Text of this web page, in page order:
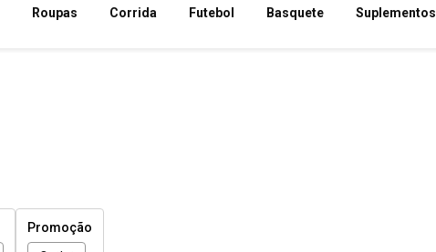
Roupas Corrida Futebol Basquete Suplementos
Promoção